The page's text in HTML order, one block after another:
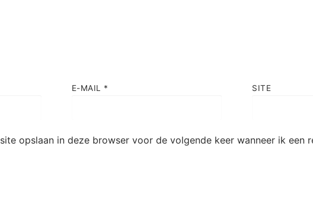
E-MAIL * SITE
opslaan in deze browser voor de volgende keer wanneer ik een